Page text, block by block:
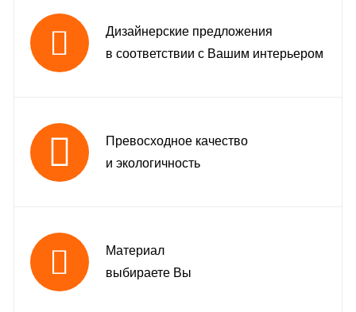
Дизайнерские предложения
в соответствии с Вашим интерьером
Превосходное качество
и экологичность
Материал
выбираете Вы